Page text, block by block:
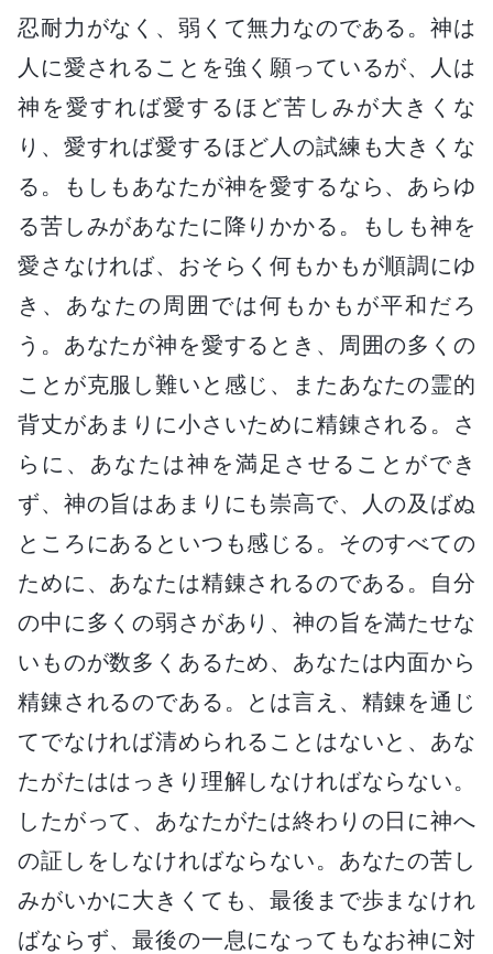
忍耐力がなく、弱くて無力なのである。神は
人に愛されることを強く願っているが、人は
神を愛すれば愛するほど苦しみが大きくな
り、愛すれば愛するほど人の試練も大きくな
る。もしもあなたが神を愛するなら、あらゆ
る苦しみがあなたに降りかかる。もしも神を
愛さなければ、おそらく何もかもが順調にゆ
き、あなたの周囲では何もかもが平和だろ
う。あなたが神を愛するとき、周囲の多くの
ことが克服し難いと感じ、またあなたの霊的
背丈があまりに小さいために精錬される。さ
らに、あなたは神を満足させることができ
ず、神の旨はあまりにも崇高で、人の及ばぬ
ところにあるといつも感じる。そのすべての
ために、あなたは精錬されるのである。自分
の中に多くの弱さがあり、神の旨を満たせな
いものが数多くあるため、あなたは内面から
精錬されるのである。とは言え、精錬を通じ
てでなければ清められることはないと、あな
たがたははっきり理解しなければならない。
したがって、あなたがたは終わりの日に神へ
の証しをしなければならない。あなたの苦し
みがいかに大きくても、最後まで歩まなけれ
ばならず、最後の一息になってもなお神に対